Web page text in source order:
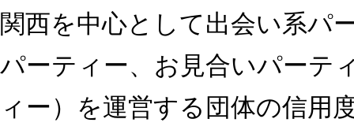
関西を中心として出会い系パ
パーティー、お見合いパーテ
ィー）を運営する団体の信用